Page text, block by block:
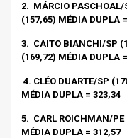
2. MÁRCIO
(157,65) MÉDIA DUPLA
3. CAITO BIANCHI/SP
(169,72) MÉDIA DUPLA
4. CLÉO DUARTE/SP
MÉDIA DUPLA = 323,34
5. CARL ROICHMAN/
MÉDIA DUPLA = 312,57